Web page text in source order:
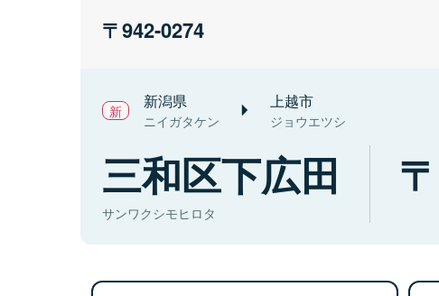
942-0274
新潟県
ニイガタケン
上越市
ジョウエツシ
三和区下広田
サンワクシモヒロタ